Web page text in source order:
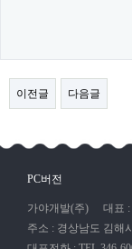
이전글 다음글
PC버전
가야개발(주) 대표
주소 : 경상남도 김해